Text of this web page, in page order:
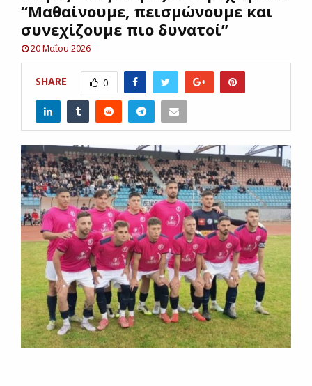
“Μαθαίνουμε, πεισμώνουμε και
συνεχίζουμε πιο δυνατοί”
20 Μαΐου 2026
SHARE 0